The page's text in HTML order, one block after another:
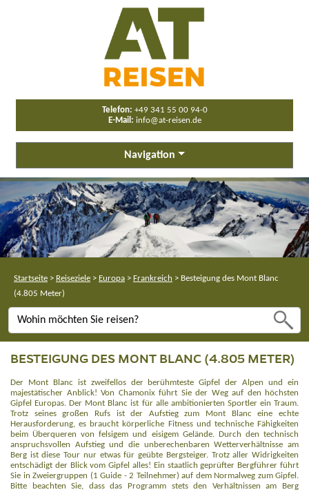
Telefon: +49 341 55 00 94-0
E-Mail: info@at-reisen.de
Navigation
Startseite > Reiseziele > Europa > Frankreich > Besteigung des Mont Blanc
(4.805 Meter)
BESTEIGUNG DES MONT BLANC (4.805 METER)
Der Mont Blanc ist zweifellos der berühmteste Gipfel der Alpen und ein
majestätischer Anblick! Von Chamonix führt Sie der Weg auf den höchsten
Gipfel Europas. Der Mont Blanc ist für alle ambitionierten Sportler ein Traum.
Trotz seines großen Rufs ist der Aufstieg zum Mont Blanc eine echte
Herausforderung, es braucht körperliche Fitness und technische Fähigkeiten
beim Überqueren von felsigem und eisigem Gelände. Durch den technisch
anspruchsvollen Aufstieg und die unberechenbaren Wetterverhältnisse am
Berg ist diese Tour nur etwas für geübte Bergsteiger. Trotz aller Widrigkeiten
entschädigt der Blick vom Gipfel alles! Ein staatlich geprüfter Bergführer führt
Sie in Zweiergruppen (1 Guide - 2 Teilnehmer) auf dem Normalweg zum Gipfel.
Bitte beachten Sie, dass das Programm stets den Verhältnissen am Berg